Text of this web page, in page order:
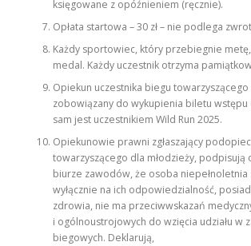
księgowane z opóźnieniem (ręcznie).
Opłata startowa – 30 zł – nie podlega
Każdy sportowiec, który przebiegnie
medal. Każdy uczestnik otrzyma
Opiekun uczestnika biegu towarzyszącego
zobowiązany do wykupienia biletu wstępu
sam jest uczestnikiem Wild Run 2025.
Opiekunowie prawni zgłaszający
towarzyszącego dla młodzieży, podpisują
biurze zawodów, że osoba
wyłącznie na ich odpowiedzialność,
zdrowia, nie ma przeciwwskazań
i ogólnoustrojowych do wzięcia udziału w
biegowych. Deklarują,